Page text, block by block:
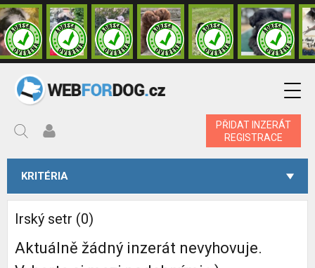
PŘIDAT INZERÁT
REGISTRACE
KRITÉRIA
Irský setr (0)
Aktuálně žádný inzerát nevyhovuje.